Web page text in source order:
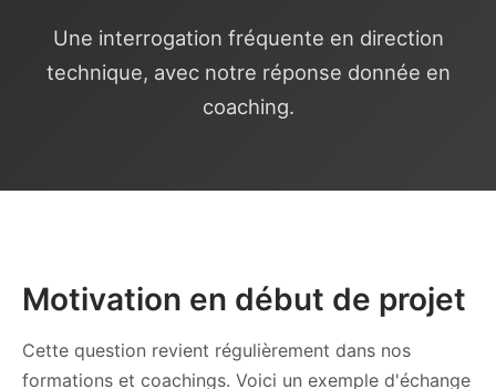
Une interrogation fréquente en direction
technique, avec notre réponse donnée en
coaching.
Motivation en début de projet
Cette question revient régulièrement dans nos
formations et coachings. Voici un exemple d'échange